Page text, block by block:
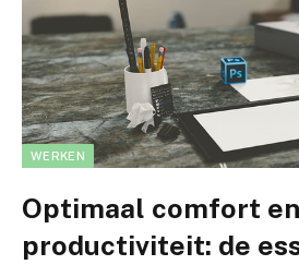
WERKEN
Optimaal comfort en
productiviteit: de